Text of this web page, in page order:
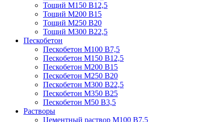
Тощий М150 В12,5
Тощий М200 В15
Тощий М250 В20
Тощий М300 В22,5
Пескобетон
Пескобетон М100 В7,5
Пескобетон М150 В12,5
Пескобетон М200 В15
Пескобетон М250 В20
Пескобетон М300 В22,5
Пескобетон М350 В25
Пескобетон М50 В3,5
Растворы
Цементный раствор М100 В7,5